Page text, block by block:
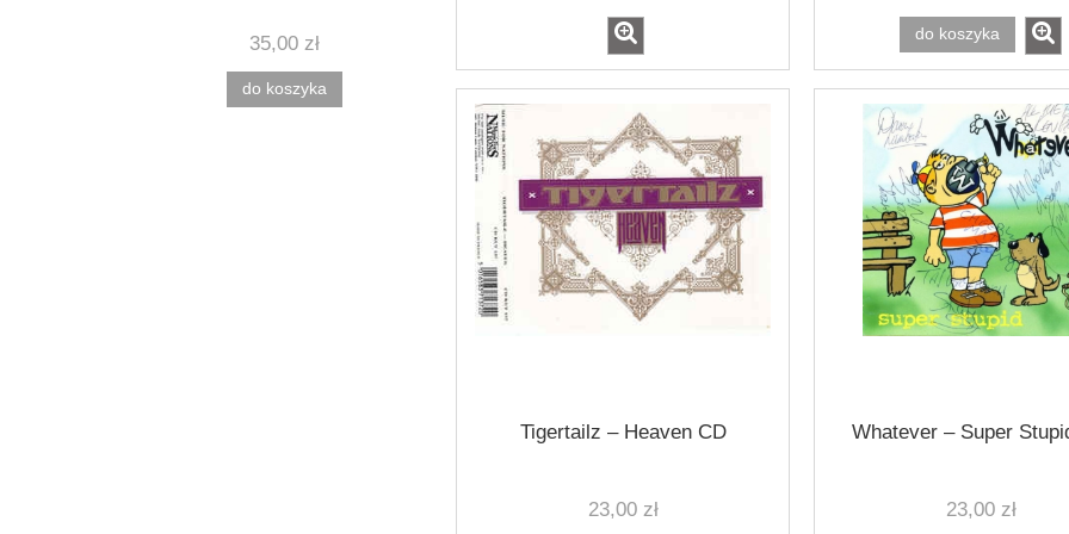
35,00 zł
do koszyka
35,00 zł
do koszyka
40,00 zł
do koszyka
do koszyka
Tigertailz ‎– Heaven CD
23,00 zł
Whatever – Super
23,00 zł